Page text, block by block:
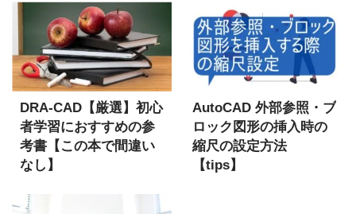
Construction Cloudも
解説】
DRA-CAD【厳選】初心
者学習におすすめの参
考書【この本で間違い
なし】
AutoCAD 外部参照・ブ
ロック図形の挿入時の
縮尺の設定方法
【tips】